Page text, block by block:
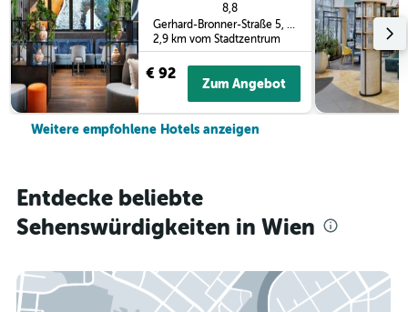
8,8
Gerhard-Bronner-Straße 5, Wien, Wien (Bundesland), Österreich
2,9 km vom Stadtzentrum
€ 92
Zum Angebot
Weitere empfohlene Hotels anzeigen
Entdecke beliebte
Sehenswürdigkeiten in Wien